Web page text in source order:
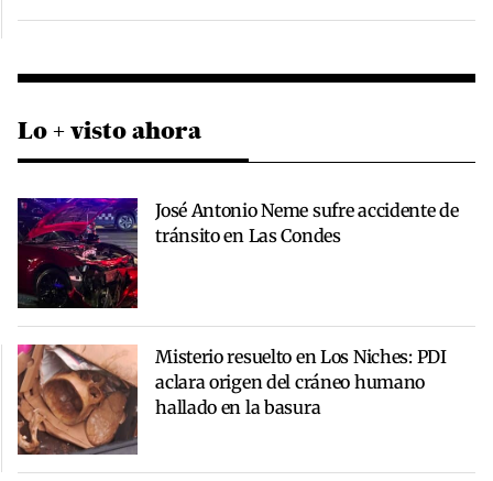
Lo + visto ahora
José Antonio Neme sufre accidente de
tránsito en Las Condes
Misterio resuelto en Los Niches: PDI
aclara origen del cráneo humano
hallado en la basura